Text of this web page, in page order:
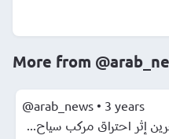
More from
@arab_news • 3 years